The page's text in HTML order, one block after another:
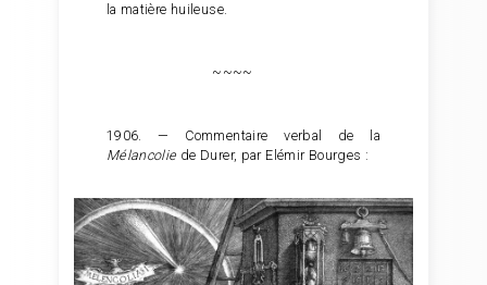
la matière huileuse.
~~~~
1906. — Commentaire verbal de la
Mélancolie de Durer, par Elémir Bourges :